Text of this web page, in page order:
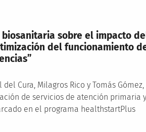
sobre el impacto
del funcionamiento
del Cura, Milagros Rico y Tomás
de servicios de atención primaria
en el programa healthstartPlus